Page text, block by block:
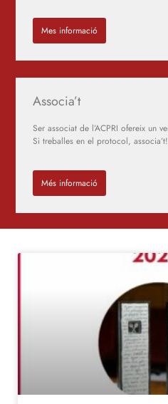
Mes informació
Associa’t
Ser associat de l’ACPRI ofereix un
Si treballes en el protocol, associa’t!
Més informació